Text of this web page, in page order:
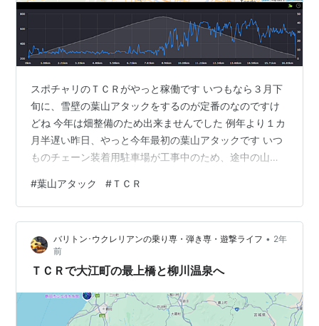
スポチャリのＴＣＲがやっと稼働です いつもなら３月下
旬に、雪壁の葉山アタックをするのが定番のなのですけ
どね 今年は畑整備のため出来ませんでした 例年より１カ
月半遅い昨日、やっと今年最初の葉山アタックです いつ
ものチェーン装着用駐車場が工事中のため、途中の山中
ます 今回は今年最初のアタックなので、体とマシンを確
認しながらユックリ登ります 一時間後、ハイいつもの寒
河江市民荘･葉山登山口に到着 いつもの雪の壁は、こんな
に低くなっていました もう５月なんだから、こんなもん
でしょうね 周りには、まだ少し残雪があります ＧＷは春
山登山の方々が訪れたのかな…
#葉山アタック #ＴＣＲ
バリトン･ウクレリアンの乗り専・弾き専・遊撃ライフ • 2年
前
ＴＣＲで大江町の最上橋と柳川温泉へ